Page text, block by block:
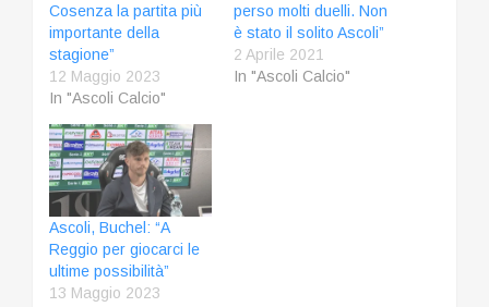
Cosenza la partita più
importante della
stagione”
12 Maggio 2023
In "Ascoli Calcio"
perso molti duelli. Non
è stato il solito Ascoli”
2 Aprile 2021
In "Ascoli Calcio"
Ascoli, Buchel: “A
Reggio per giocarci le
ultime possibilità”
13 Maggio 2023